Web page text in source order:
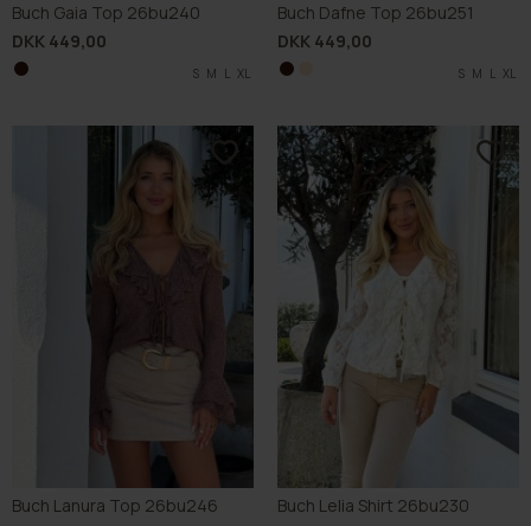
Buch Gaia Top 26bu240
DKK 449,00
S M L XL
Buch Dafne Top 26bu251
DKK 449,00
S M L XL
S M L XL
Buch Lanura Top 26bu246
Buch Lelia Shirt 26bu230